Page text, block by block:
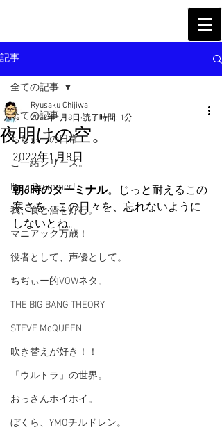
記事
全ての記事
ちぢぃーの日常
ご一緒シリーズ。
I'm a Drummer!
我、食と酒を好む。
マニアック万歳！
役者として、声優として。
ちぢぃー的VOWネタ。
THE BIG BANG THEORY
STEVE McQUEEN
吹き替えが好き！！
「ウルトラ」の世界。
おっさんホイホイ。
ぼくら、YMOチルドレン。
全ての記事
夜明けの空。
Ryusaku Chijiwa
2022年1月8日 読了時間: 1分
2022年1月8日
朝6時のターミナル。じっと耐えるこの
寒さを、この日々を、忘れないように
しないとね。